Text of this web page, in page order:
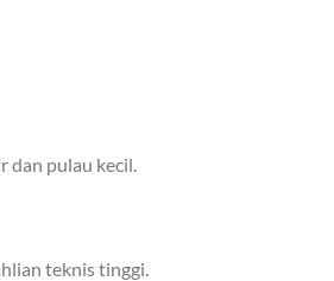
dan pulau kecil.
teknis tinggi.